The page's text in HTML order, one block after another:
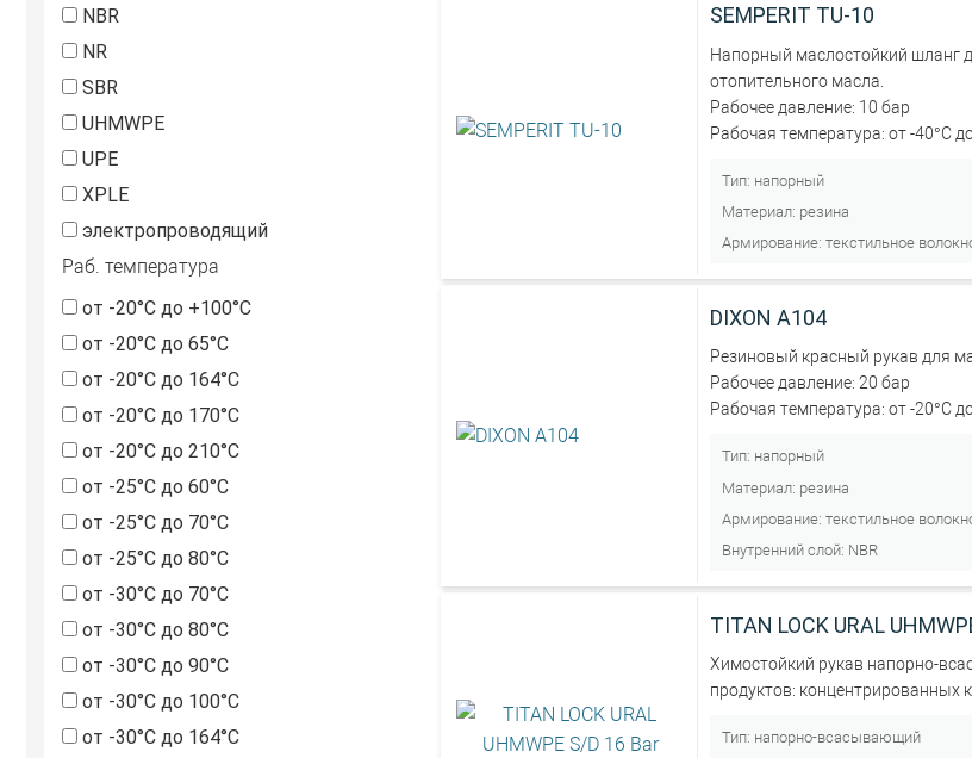
NBR
NR
SBR
UHMWPE
UPE
XPLE
электропроводящий
Раб. температура
от -20°С до +100°С
от -20°С до 65°С
от -20°С до 164°С
от -20°С до 170°С
от -20°С до 210°С
от -25°С до 60°С
от -25°С до 70°С
от -25°С до 80°С
от -30°С до 70°С
от -30°С до 80°С
от -30°С до 90°С
от -30°С до 100°С
от -30°С до 164°С
SEMPERIT TU-10
Напорный маслостойкий шланг
отопительного масла.
Рабочее давление: 10 бар
Рабочая температура: от -40°С
Тип: напорный
Материал: резина
Армирование:текстильное
DIXON A104
Резиновый красный рукав для
Рабочее давление: 20 бар
Рабочая температура: от -20°С
Тип: напорный
Материал: резина
Армирование:текстильное
Внутренний слой: NBR
TITAN LOCK URAL
Химостойкий рукав напорно-
продуктов: концентрированных
Тип: напорно-всасывающий